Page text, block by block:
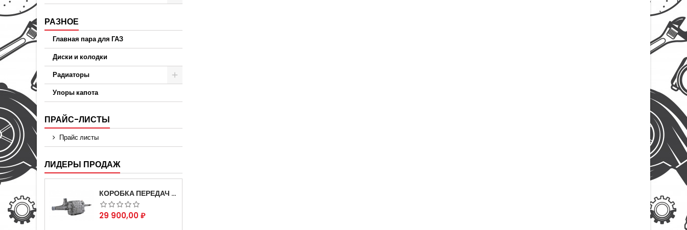
РАЗНОЕ
Главная пара для ГАЗ
Диски и колодки
Радиаторы
Упоры капота
ПРАЙС-ЛИСТЫ
Прайс листы
ЛИДЕРЫ ПРОДАЖ
КОРОБКА ПЕРЕДАЧ НА ДЛЯ АВТОМОБИЛЯ ГАЗЕЛЬ 3302 АРТИКУЛ 3302-1700010 (УСИЛЕННАЯ)
Цена
29 900,00 ₽